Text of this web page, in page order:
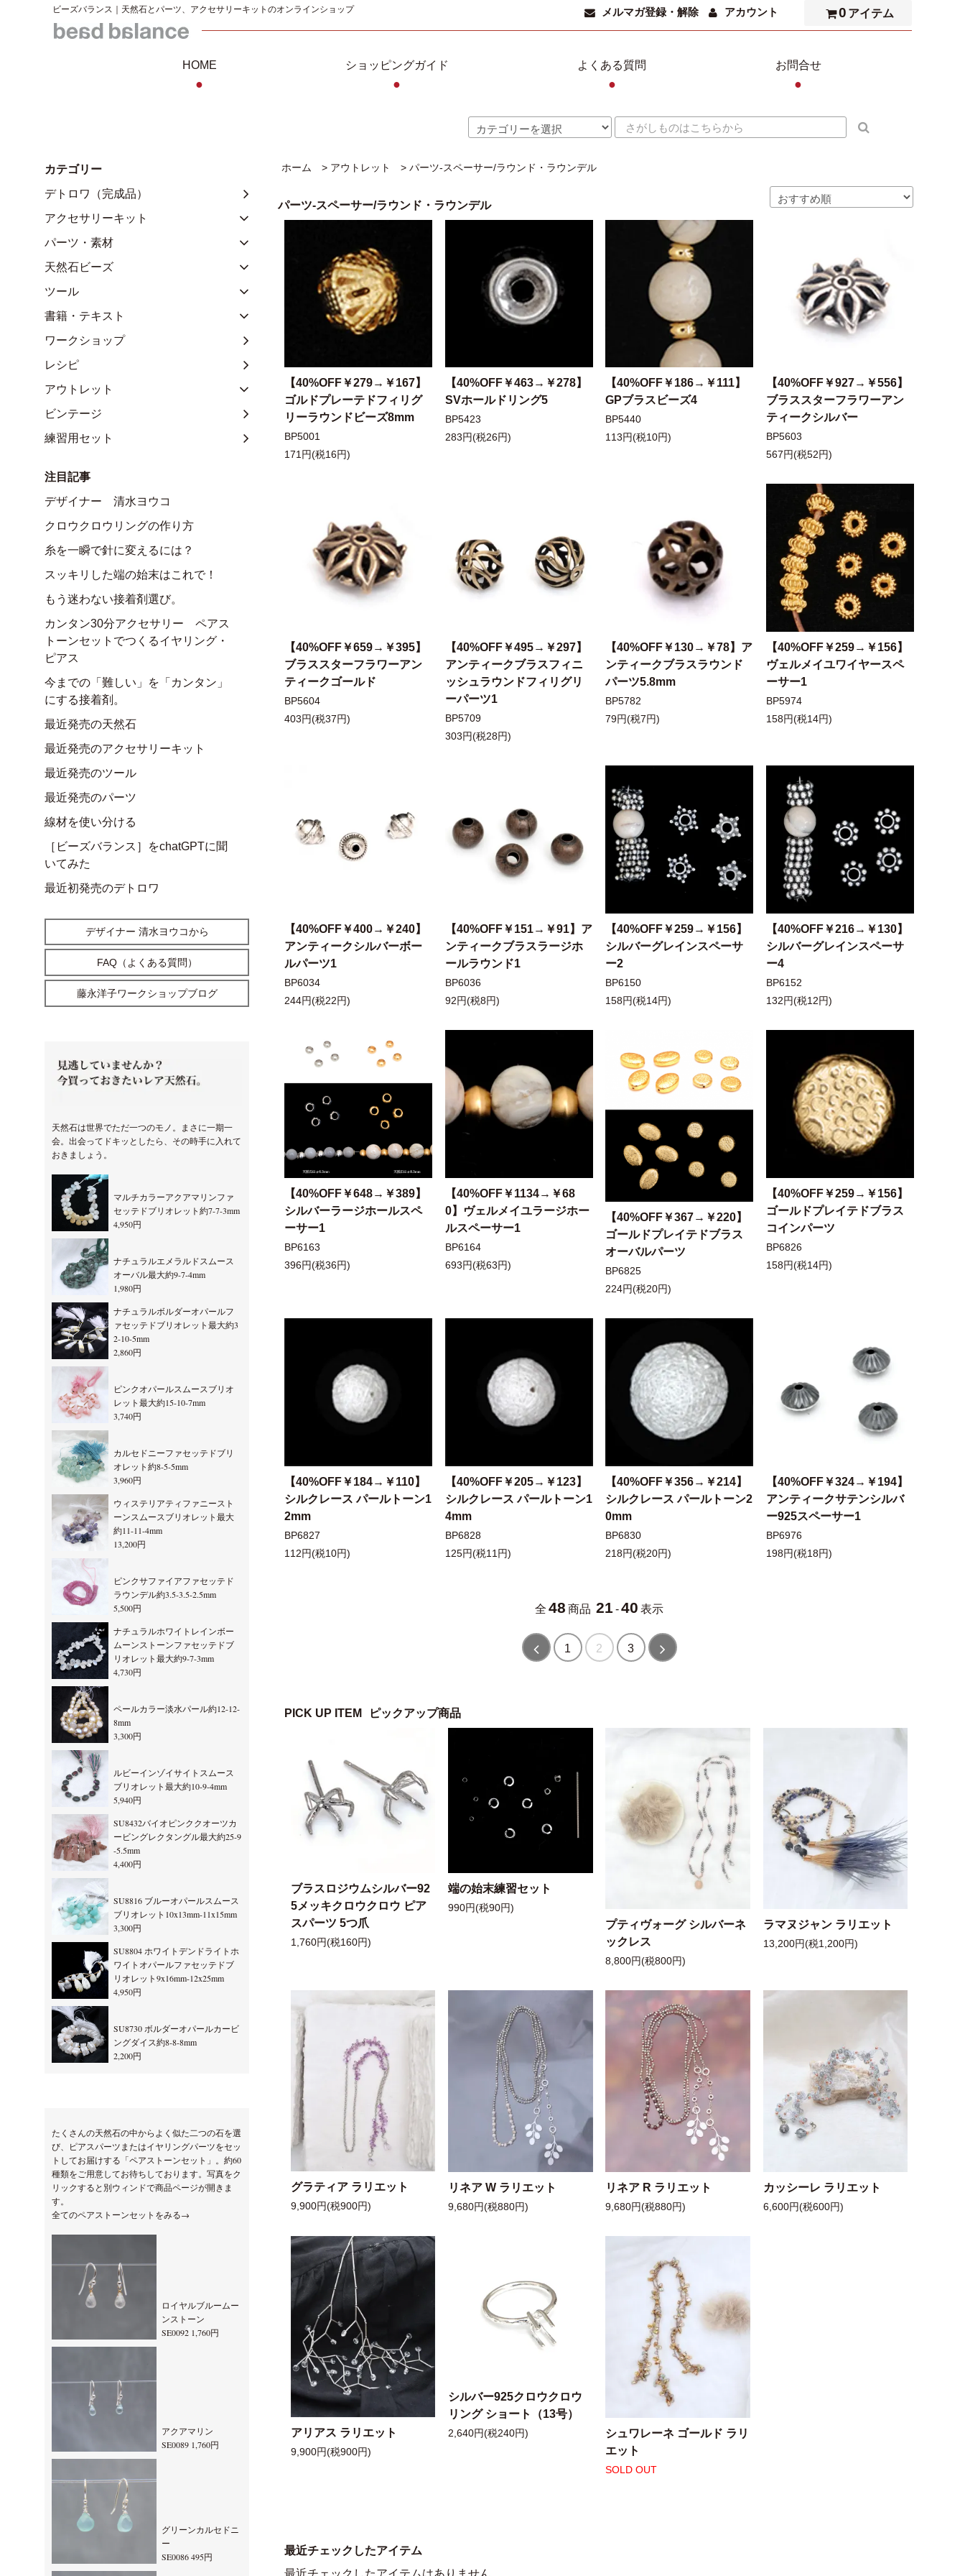
ビーズバランス｜天然石とパーツ、アクセサリーキットのオンラインショップ メルマガ登録・解除 アカウント 0 アイテム
HOME
●
ショッピングガイド
●
よくある質問
●
お問合せ
●
ホーム > アウトレット > パーツ-スペーサー/ラウンド・ラウンデル
パーツ-スペーサー/ラウンド・ラウンデル
【40%OFF￥279→￥167】
ゴルドプレーテドフィリグ
リーラウンドビーズ8mm
BP5001
171円(税16円)
【40%OFF￥463→￥278】
SVホールドリング5
BP5423
283円(税26円)
【40%OFF￥186→￥111】
GPブラスビーズ4
BP5440
113円(税10円)
【40%OFF￥927→￥556】
ブラススターフラワーアン
ティークシルバー
BP5603
567円(税52円)
【40%OFF￥659→￥395】
ブラススターフラワーアン
ティークゴールド
BP5604
403円(税37円)
【40%OFF￥495→￥297】
アンティークブラスフィニ
ッシュラウンドフィリグリ
ーパーツ1
BP5709
303円(税28円)
【40%OFF￥130→￥78】ア
ンティークブラスラウンド
パーツ5.8mm
BP5782
79円(税7円)
【40%OFF￥259→￥156】
ヴェルメイユワイヤースペ
ーサー1
BP5974
158円(税14円)
【40%OFF￥400→￥240】
アンティークシルバーボー
ルパーツ1
BP6034
244円(税22円)
【40%OFF￥151→￥91】ア
ンティークブラスラージホ
ールラウンド1
BP6036
92円(税8円)
【40%OFF￥259→￥156】
シルバーグレインスペーサ
ー2
BP6150
158円(税14円)
【40%OFF￥216→￥130】
シルバーグレインスペーサ
ー4
BP6152
132円(税12円)
【40%OFF￥648→￥389】
シルバーラージホールスペ
ーサー1
BP6163
396円(税36円)
【40%OFF￥1134→￥68
0】ヴェルメイユラージホー
ルスペーサー1
BP6164
693円(税63円)
【40%OFF￥367→￥220】
ゴールドプレイテドブラス
オーバルパーツ
BP6825
224円(税20円)
【40%OFF￥259→￥156】
ゴールドプレイテドブラス
コインパーツ
BP6826
158円(税14円)
【40%OFF￥184→￥110】
シルクレース パールトーン1
2mm
BP6827
112円(税10円)
【40%OFF￥205→￥123】
シルクレース パールトーン1
4mm
BP6828
125円(税11円)
【40%OFF￥356→￥214】
シルクレース パールトーン2
0mm
BP6830
218円(税20円)
【40%OFF￥324→￥194】
アンティークサテンシルバ
ー925スペーサー1
BP6976
198円(税18円)
全 48 商品 21 -40 表示
1 2 3
PICK UP ITEM ピックアップ商品
ブラスロジウムシルバー92
5メッキクロウクロウ ピア
スパーツ 5つ爪
1,760円(税160円)
端の始末練習セット
990円(税90円)
プティヴォーグ シルバーネ
ックレス
8,800円(税800円)
ラマヌジャン ラリエット
13,200円(税1,200円)
グラティア ラリエット
9,900円(税900円)
リネア W ラリエット
9,680円(税880円)
リネア R ラリエット
9,680円(税880円)
カッシーレ ラリエット
6,600円(税600円)
アリアス ラリエット
9,900円(税900円)
シルバー925クロウクロウ
リング ショート（13号）
2,640円(税240円)
シュワレーネ ゴールド ラリ
エット
SOLD OUT
最近チェックしたアイテム
カテゴリー
デトロワ（完成品）
アクセサリーキット
パーツ・素材
天然石ビーズ
ツール
書籍・テキスト
ワークショップ
レシピ
アウトレット
ビンテージ
練習用セット
注目記事
デザイナー 清水ヨウコ
クロウクロウリングの作り方
糸を一瞬で針に変えるには？
スッキリした端の始末はこれで！
もう迷わない接着剤選び。
カンタン30分アクセサリー ペアス
トーンセットでつくるイヤリング・
ピアス
今までの「難しい」を「カンタン」
にする接着剤。
最近発売の天然石
最近発売のアクセサリーキット
最近発売のツール
最近発売のパーツ
線材を使い分ける
［ビーズバランス］をchatGPTに聞
いてみた
最近初発売のデトロワ
デザイナー 清水ヨウコから
FAQ（よくある質問）
藤永洋子ワークショップブログ
天然石は世界でただ一つのモノ。まさに一期一
会。出会ってドキッとしたら、その時手に入れて
おきましょう。
マルチカラーアクアマリンファ
セッテドブリオレット約7-7-3mm
4,950円
ナチュラルエメラルドスムース
オーバル最大約9-7-4mm
1,980円
ナチュラルボルダーオパールフ
ァセッテドブリオレット最大約3
2-10-5mm
2,860円
ピンクオパールスムースブリオ
レット最大約15-10-7mm
3,740円
カルセドニーファセッテドブリ
オレット約8-5-5mm
3,960円
ウィステリアティファニースト
ーンスムースブリオレット最大
約11-11-4mm
13,200円
ピンクサファイアファセッテド
ラウンデル約3.5-3.5-2.5mm
5,500円
ナチュラルホワイトレインボー
ムーンストーンファセッテドブ
リオレット最大約9-7-3mm
4,730円
ペールカラー淡水パール約12-12-
8mm
3,300円
ルビーインゾイサイトスムース
ブリオレット最大約10-9-4mm
5,940円
SU8432バイオピンククオーツカ
ービングレクタングル最大約25-9
-5.5mm
4,400円
SU8816 ブルーオパールスムース
ブリオレット10x13mm-11x15mm
3,300円
SU8804 ホワイトデンドライトホ
ワイトオパールファセッテドブ
リオレット9x16mm-12x25mm
4,950円
SU8730 ボルダーオパールカービ
ングダイス約8-8-8mm
2,200円
たくさんの天然石の中からよく似た二つの石を選
び、ピアスパーツまたはイヤリングパーツをセッ
トしてお届けする「ペアストーンセット」。約60
種類をご用意してお待ちしております。写真をク
リックすると別ウィンドで商品ページが開きま
す。
全てのペアストーンセットをみる→
ロイヤルブルームー
ンストーン
SE0092 1,760円
アクアマリン
SE0089 1,760円
グリーンカルセドニ
ー
SE0086 495円